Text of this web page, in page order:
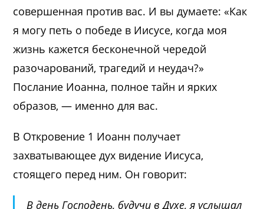
совершенная против вас. И вы думаете: «Как
я могу петь о победе в Иисусе, когда моя
жизнь кажется бесконечной чередой
разочарований, трагедий и неудач?»
Послание Иоанна, полное тайн и ярких
образов, — именно для вас.
В Откровение 1 Иоанн получает
захватывающее дух видение Иисуса,
стоящего перед ним. Он говорит:
В день Господень, будучи в Духе, я услышал